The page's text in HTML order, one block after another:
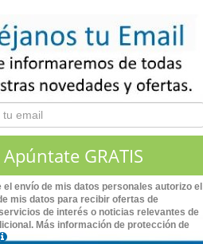
el envío de mis datos personales autorizo el
mis datos para recibir ofertas de
de interés o noticias relevantes de
Más información de protección de